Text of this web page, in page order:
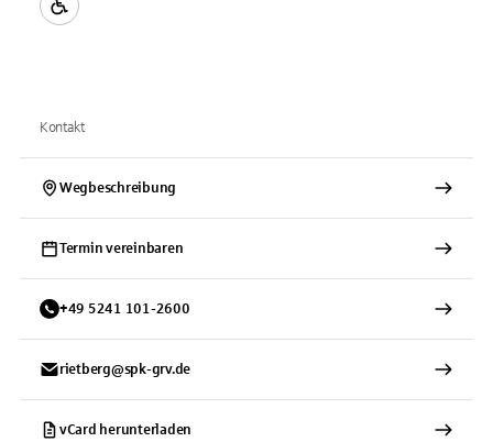
Kontakt
Wegbeschreibung
Termin vereinbaren
+49 5241 101-2600
rietberg@spk-grv.de
vCard herunterladen